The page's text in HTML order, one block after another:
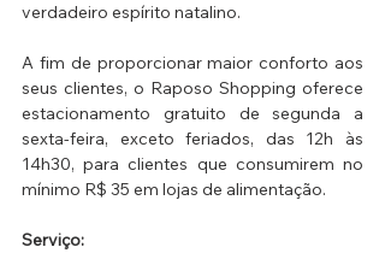
verdadeiro espírito natalino.
A fim de proporcionar maior conforto aos
seus clientes, o Raposo Shopping oferece
estacionamento gratuito de segunda a
sexta-feira, exceto feriados, das 12h às
14h30, para clientes que consumirem no
mínimo R$ 35 em lojas de alimentação.
Serviço: